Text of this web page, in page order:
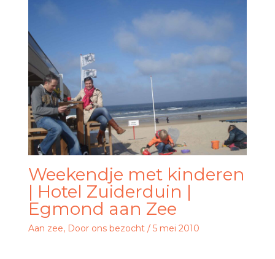
Weekendje met kinderen
| Hotel Zuiderduin |
Egmond aan Zee
Aan zee, Door ons bezocht/ 5 mei 2010